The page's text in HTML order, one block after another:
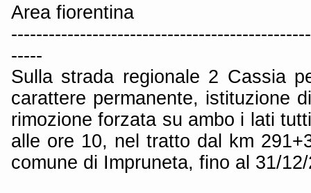
Area fiorentina
-----
Sulla strada regionale 2 Cassia
carattere permanente, istituzione
rimozione forzata su ambo i lati
alle ore 10, nel tratto dal km
comune di Impruneta, fino al 31/